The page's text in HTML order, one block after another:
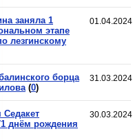
01.04.2024
заняла 1
этапе
лезгинскому
31.03.2024
борца
(0)
30.03.2024
Седакет
днём рождения